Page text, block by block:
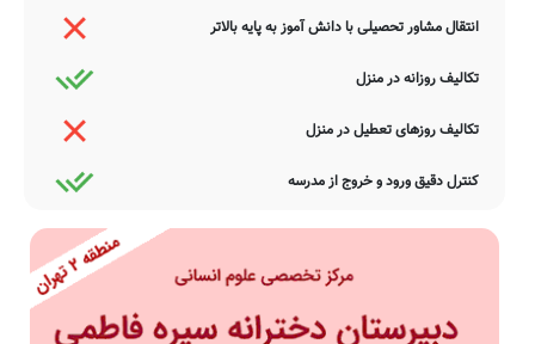
انتقال مشاور تحصیلی با دانش آموز به پایه بالاتر
تکالیف روزانه در منزل
تکالیف روزهای تعطیل در منزل
کنترل دقیق ورود و خروج از مدرسه